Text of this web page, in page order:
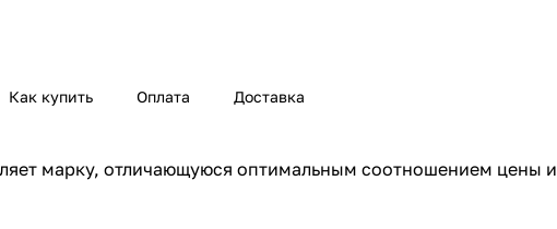
Как купить Оплата Доставка
марку, отличающуюся оптимальным соотношением цены